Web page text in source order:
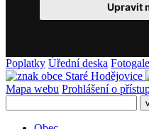
Upravit
Poplatky Úřední deska
Mapa webu Prohlášení o